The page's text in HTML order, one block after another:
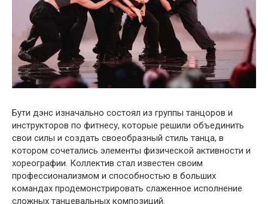
Бути дэнс изначально состоял из группы танцоров и
инструкторов по фитнесу, которые решили объединить
свои силы и создать своеобразный стиль танца, в
котором сочетались элементы физической активности и
хореографии. Коллектив стал известен своим
профессионализмом и способностью в больших
командах продемонстрировать слаженное исполнение
сложных танцевальных композиций.